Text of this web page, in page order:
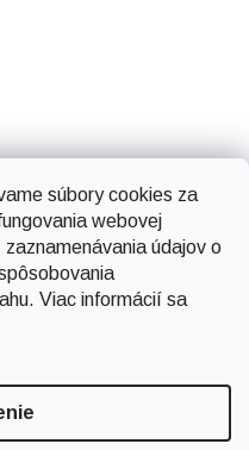
súbory cookies za
webovej
údajov o
Viac informácií sa